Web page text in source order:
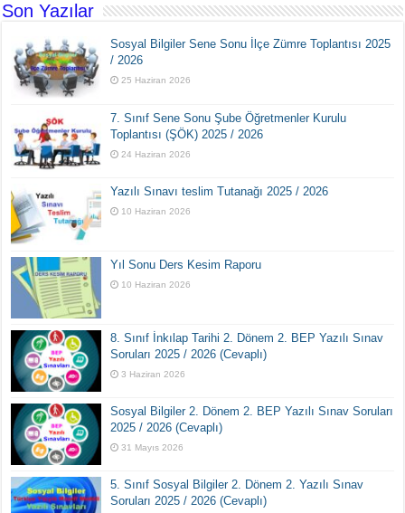
Son Yazılar
Sosyal Bilgiler Sene Sonu İlçe Zümre Toplantısı 2025
/ 2026
25 Haziran 2026
7. Sınıf Sene Sonu Şube Öğretmenler Kurulu
Toplantısı (ŞÖK) 2025 / 2026
24 Haziran 2026
Yazılı Sınavı teslim Tutanağı 2025 / 2026
10 Haziran 2026
Yıl Sonu Ders Kesim Raporu
10 Haziran 2026
8. Sınıf İnkılap Tarihi 2. Dönem 2. BEP Yazılı Sınav
Soruları 2025 / 2026 (Cevaplı)
3 Haziran 2026
Sosyal Bilgiler 2. Dönem 2. BEP Yazılı Sınav Soruları
2025 / 2026 (Cevaplı)
31 Mayıs 2026
5. Sınıf Sosyal Bilgiler 2. Dönem 2. Yazılı Sınav
Soruları 2025 / 2026 (Cevaplı)